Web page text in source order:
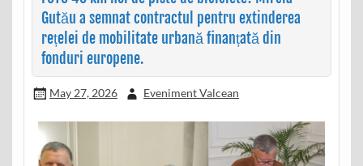
Gutău a semnat contractul pentru extinderea
rețelei de mobilitate urbană finanțată din
fonduri europene.
May 27, 2026 Eveniment Valcean